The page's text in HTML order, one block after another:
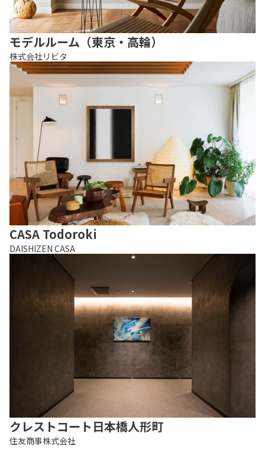
モデルルーム（東京・高輪）
株式会社リビタ
CASA Todoroki
DAISHIZEN CASA
クレストコート日本橋人形町
住友商事株式会社